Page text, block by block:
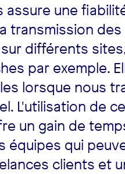
assure une
transmission
différents
par exemple.
lorsque nous
L'utilisation de
un gain de
équipes qui
clients et